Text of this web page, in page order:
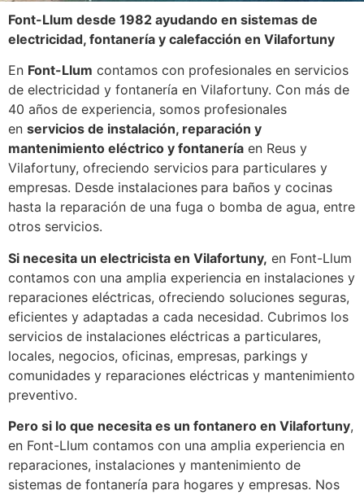
Font-Llum desde 1982 ayudando en sistemas de
electricidad, fontanería y calefacción en Vilafortuny
En Font-Llum contamos con profesionales en servicios
de electricidad y fontanería en Vilafortuny. Con más de
40 años de experiencia, somos profesionales
en servicios de instalación, reparación y
mantenimiento eléctrico y fontanería en Reus y
Vilafortuny, ofreciendo servicios para particulares y
empresas. Desde instalaciones para baños y cocinas
hasta la reparación de una fuga o bomba de agua, entre
otros servicios.
Si necesita un electricista en Vilafortuny, en Font-Llum
contamos con una amplia experiencia en instalaciones y
reparaciones eléctricas, ofreciendo soluciones seguras,
eficientes y adaptadas a cada necesidad. Cubrimos los
servicios de instalaciones eléctricas a particulares,
locales, negocios, oficinas, empresas, parkings y
comunidades y reparaciones eléctricas y mantenimiento
preventivo.
Pero si lo que necesita es un fontanero en Vilafortuny,
en Font-Llum contamos con una amplia experiencia en
reparaciones, instalaciones y mantenimiento de
sistemas de fontanería para hogares y empresas. Nos